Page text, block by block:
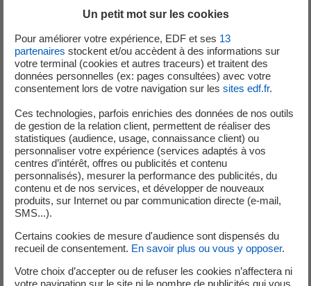
naturel.
proposer une activité physique douce : les
différents circuits se pratiquent à vélo ou en
randonnée, et permette aux familles des usages
de mobilités décarbonées tout en favorisant une
activité physique !
Après avoir conquis les territoires de Kembs, Vogelgrun,
Rhinau et Strasbourg, les Trésors du Rhin inaugurent en
2025 deux nouveaux parcours transfrontaliers à
Gambsheim.
2 nouveaux parcours franco-
allemands à Gambsheim
Un petit mot sur les cookies
Pour améliorer votre expérience, EDF et ses 13
partenaires stockent et/ou accèdent à des informations sur
votre terminal (cookies et autres traceurs) et traitent des
données personnelles (ex: pages consultées) avec votre
consentement lors de votre navigation sur les sites edf.fr.
Ces technologies, parfois enrichies des données de nos outils
de gestion de la relation client, permettent de réaliser des
statistiques (audience, usage, connaissance client) ou
personnaliser votre expérience (services adaptés à vos
centres d’intérêt, offres ou publicités et contenu
personnalisés), mesurer la performance des publicités, du
contenu et de nos services, et développer de nouveaux
produits, sur Internet ou par communication directe (e-mail,
SMS...).
Certains cookies de mesure d'audience sont dispensés du
recueil de consentement. En savoir plus ou vous y opposer.
Votre choix d’accepter ou de refuser les cookies n’affectera ni
votre navigation sur le site ni le nombre de publicités qui vous